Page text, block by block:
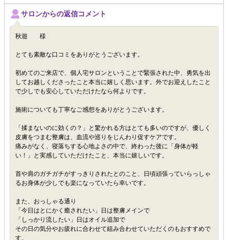
サロンからの返信コメント
秋遊 様
とても素敵な口コミをありがとうございます。
初めてのご来店で、個人宅サロンということで緊張された中、勇気を出
してお越しくださったこと本当に嬉しく思います。外でお迎えしたこと
で少しでも安心していただけたなら何よりです。
施術についても丁寧なご感想をありがとうございます。
「揉まないのに効くの？」と驚かれる方はとても多いのですが、優しく
皮膚をつまむ整膚は、血流や巡りをじんわり促すケアです。
痛みがなく、寝落ちする心地よさの中で、終わった後に「身体が軽
い！」と実感していただけたこと、本当に嬉しいです。
首や肩のガチガチがすっきりされたとのこと、日頃頑張っていらっしゃ
るお身体が少しでも楽になっていたら幸いです。
また、おっしゃる通り
「今日はとにかく癒されたい」日は整膚メインで
「しっかり流したい」日はオイル追加で
その日の気分やお疲れに合わせて組み合わせていただくのもおすすめで
す。